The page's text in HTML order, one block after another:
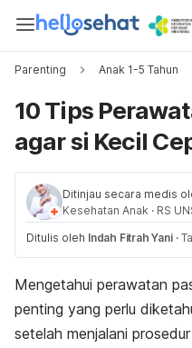
Parenting Anak 1-5 Tahun
10 Tips
agar si Kecil
Ditinjau secara medis
Kesehatan Anak · RS
Ditulis oleh Indah Fitrah Yani ·
Mengetahui perawatan
penting yang perlu
setelah menjalani